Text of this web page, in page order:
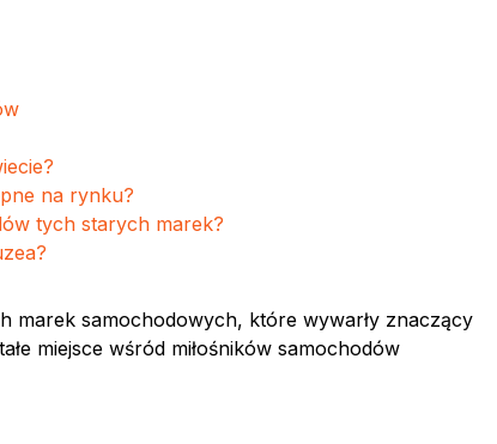
na rynku?
tych starych marek?
samochodowych, które wywarły znaczący
miejsce wśród miłośników samochodów